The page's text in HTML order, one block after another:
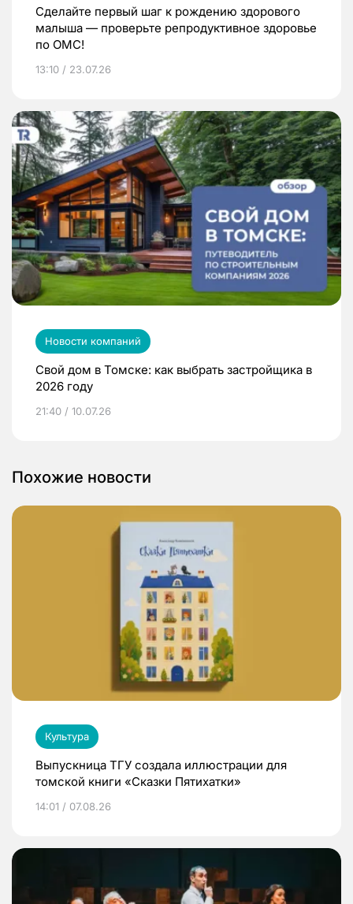
Сделайте первый шаг к рождению здорового
малыша — проверьте репродуктивное здоровье
по ОМС!
13:10 / 23.07.26
Новости компаний
Свой дом в Томске: как выбрать застройщика в
2026 году
21:40 / 10.07.26
Похожие новости
Культура
Выпускница ТГУ создала иллюстрации для
томской книги «Сказки Пятихатки»
14:01 / 07.08.26